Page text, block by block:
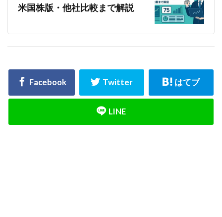
米国株版・他社比較まで解説